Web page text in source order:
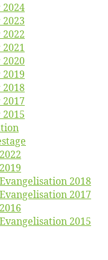
2018
2017
2015